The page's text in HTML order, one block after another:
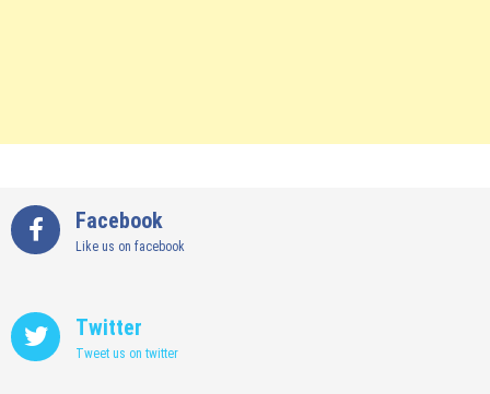
Facebook
Like us on facebook
Twitter
Tweet us on twitter